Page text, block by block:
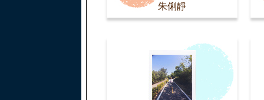
朱俐靜